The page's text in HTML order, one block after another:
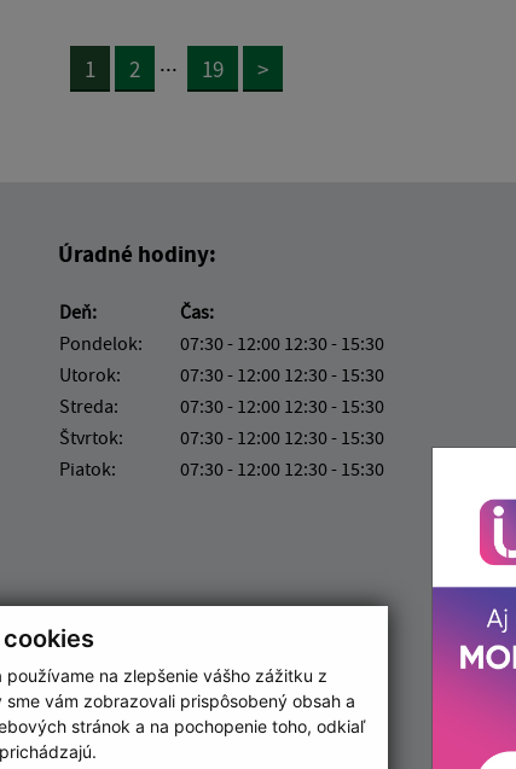
na zlepšenie vášho zážitku z
vám zobrazovali prispôsobený obsah a
stránok a na pochopenie toho, odkiaľ
1 2 ... 19 >
reCaptcha Response
Úradné hodiny:
Deň:
Čas:
Pondelok:
07:30 - 12:00 12:30 - 15:30
Utorok:
07:30 - 12:00 12:30 - 15:30
Streda:
07:30 - 12:00 12:30 - 15:30
Štvrtok:
07:30 - 12:00 12:30 - 15:30
Piatok:
07:30 - 12:00 12:30 - 15:30